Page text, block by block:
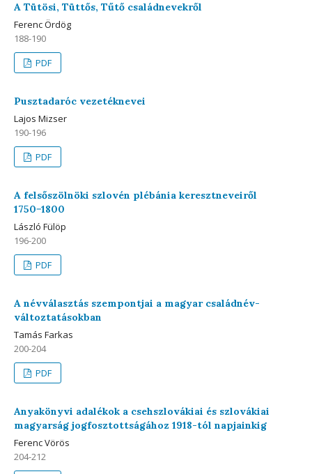
A Tütösi, Tüttős, Tűtő családnevekről
Ferenc Ördög
188-190
PDF
Pusztadaróc vezetéknevei
Lajos Mizser
190-196
PDF
A felsőszölnöki szlovén plébánia keresztneveiről
1750−1800
László Fülöp
196-200
PDF
A névválasztás szempontjai a magyar családnév-
változtatásokban
Tamás Farkas
200-204
PDF
Anyakönyvi adalékok a csehszlovákiai és szlovákiai
magyarság jogfosztottságához 1918-tól napjainkig
Ferenc Vörös
204-212